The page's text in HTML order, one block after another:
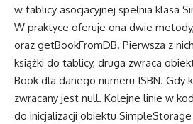
w tablicy asocjacyjnej spełnia klasa
W praktyce oferuje ona dwie
oraz getBookFromDB. Pierwsza z
książki do tablicy, druga zwraca
Book dla danego numeru ISBN. Gdy
zwracany jest null. Kolejne linie w
do inicjalizacji obiektu